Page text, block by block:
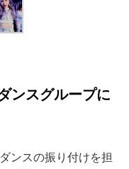
ンスグループに
ンスの振り付けを担